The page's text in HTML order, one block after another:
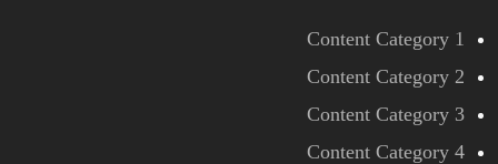
Content Category 1
Content Category 2
Content Category 3
Content Category 4